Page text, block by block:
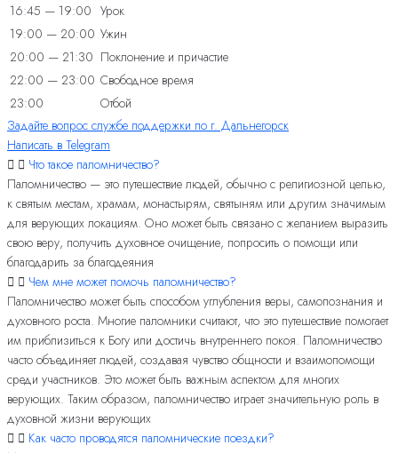
16:45 — 19:00 Урок
19:00 — 20:00 Ужин
20:00 — 21:30 Поклонение и причастие
22:00 — 23:00 Свободное время
23:00
Отбой
Задайте вопрос службе поддержки по г. Дальнегорск
Написать в Telegram
Что такое паломничество?
Паломничество — это путешествие людей, обычно с религиозной целью,
к святым местам, храмам, монастырям, святыням или другим значимым
для верующих локациям. Оно может быть связано с желанием выразить
свою веру, получить духовное очищение, попросить о помощи или
благодарить за благодеяния
Чем мне может помочь паломничество?
Паломничество может быть способом углубления веры, самопознания и
духовного роста. Многие паломники считают, что это путешествие помогает
им приблизиться к Богу или достичь внутреннего покоя. Паломничество
часто объединяет людей, создавая чувство общности и взаимопомощи
среди участников. Это может быть важным аспектом для многих
верующих. Таким образом, паломничество играет значительную роль в
духовной жизни верующих
Как часто проводятся паломнические поездки?